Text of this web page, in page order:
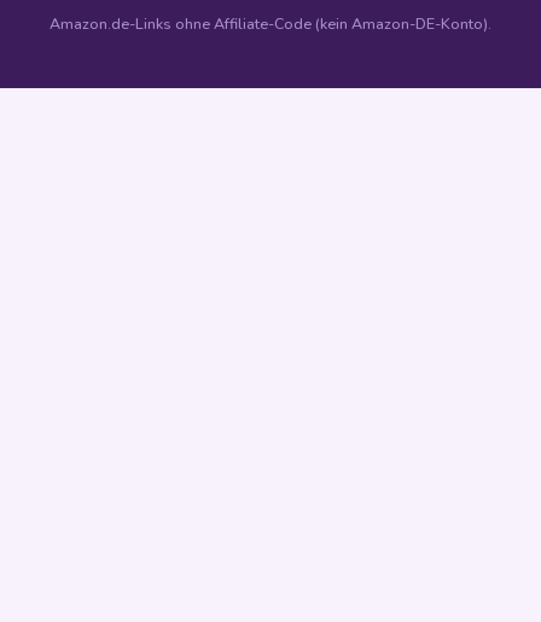
Amazon.de-Links ohne Affiliate-Code (kein Amazon-DE-Konto).